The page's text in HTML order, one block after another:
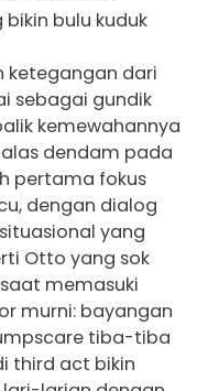
bulu kuduk
ketegangan dari
sebagai gundik
kemewahannya
dendam pada
pertama fokus
dengan dialog
yang
Otto yang sok
memasuki
murni: bayangan
tiba-tiba
third act bikin